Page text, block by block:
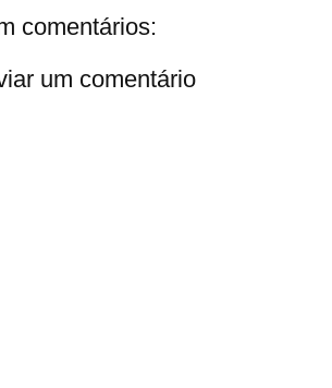
comentários:
um comentário